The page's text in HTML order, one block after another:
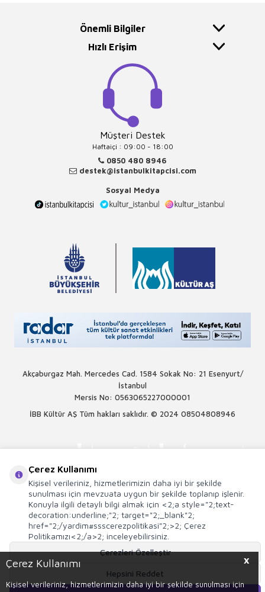
X
Çerez Kullanımı
Kişisel verileriniz, hizmetlerimizin daha iyi bir şekilde sunulması için
Önemli Bilgiler
Hızlı Erişim
Müşteri Destek
Haftaiçi : 09:00 - 18:00
0850 480 8946
destek@istanbulkitapcisi.com
Sosyal Medya
Akçaburgaz Mah. Mercedes Cad. 1584 Sokak No: 21 Esenyurt/
İstanbul
Mersis No: 0563065227000001
İBB Kültür AŞ Tüm hakları saklıdır. © 2024 08504808946
E-TicaretSistemleriyle Hazırlanmıştır.
Çerez Kullanımı
Kişisel verileriniz, hizmetlerimizin daha iyi bir şekilde
sunulması için mevzuata uygun bir şekilde toplanıp işlenir.
Konuyla ilgili detaylı bilgi almak için <2;a style="2;text-
decoration:underline;"2; target="2;_blank"2;
href="2;/yardim#ssscerezpolitikasi"2;>2; Çerez
Politikamızı<2;/a>2; inceleyebilirsiniz.
Çerezleri Özelleştir
Hepsini Reddet